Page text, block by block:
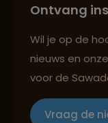
Best
Reizen
Ontvang
Wil je op de
nieuws en
voor de
Vraag de